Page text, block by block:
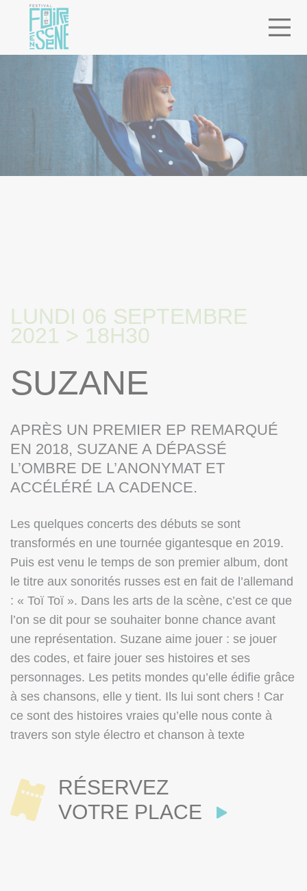
LUNDI 06 SEPTEMBRE
2021 > 18H30
SUZANE
APRÈS UN PREMIER EP REMARQUÉ
EN 2018, SUZANE A DÉPASSÉ
L’OMBRE DE L’ANONYMAT ET
ACCÉLÉRÉ LA CADENCE.
Les quelques concerts des débuts se sont
transformés en une tournée gigantesque en 2019.
Puis est venu le temps de son premier album, dont
le titre aux sonorités russes est en fait de l’allemand
: « Toï Toï ». Dans les arts de la scène, c’est ce que
l’on se dit pour se souhaiter bonne chance avant
une représentation. Suzane aime jouer : se jouer
des codes, et faire jouer ses histoires et ses
personnages. Les petits mondes qu’elle édifie grâce
à ses chansons, elle y tient. Ils lui sont chers ! Car
ce sont des histoires vraies qu’elle nous conte à
travers son style électro et chanson à texte
RÉSERVEZ
VOTRE PLACE